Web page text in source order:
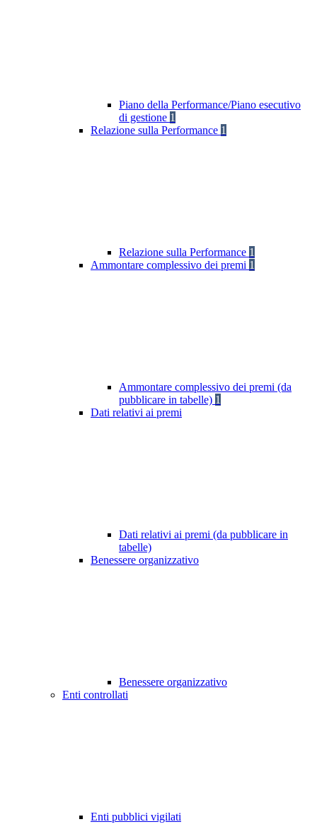
Piano della Performance/Piano esecutivo
di gestione 1
Relazione sulla Performance 1
Relazione sulla Performance 1
Ammontare complessivo dei premi 1
Ammontare complessivo dei premi (da
pubblicare in tabelle) 1
Dati relativi ai premi
Dati relativi ai premi (da pubblicare in
tabelle)
Benessere organizzativo
Benessere organizzativo
Enti controllati
Enti pubblici vigilati